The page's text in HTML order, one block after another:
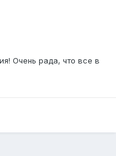
Очень рада, что все в